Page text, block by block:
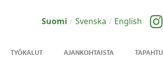
TYÖKALUT AJANKOHTAISTA
Suomi Svenska English